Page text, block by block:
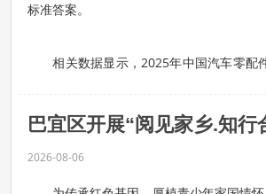
标准答案。
相关数据显示，2025年中国汽车零配
巴宜区开展“阅见家乡.知
2026-08-06